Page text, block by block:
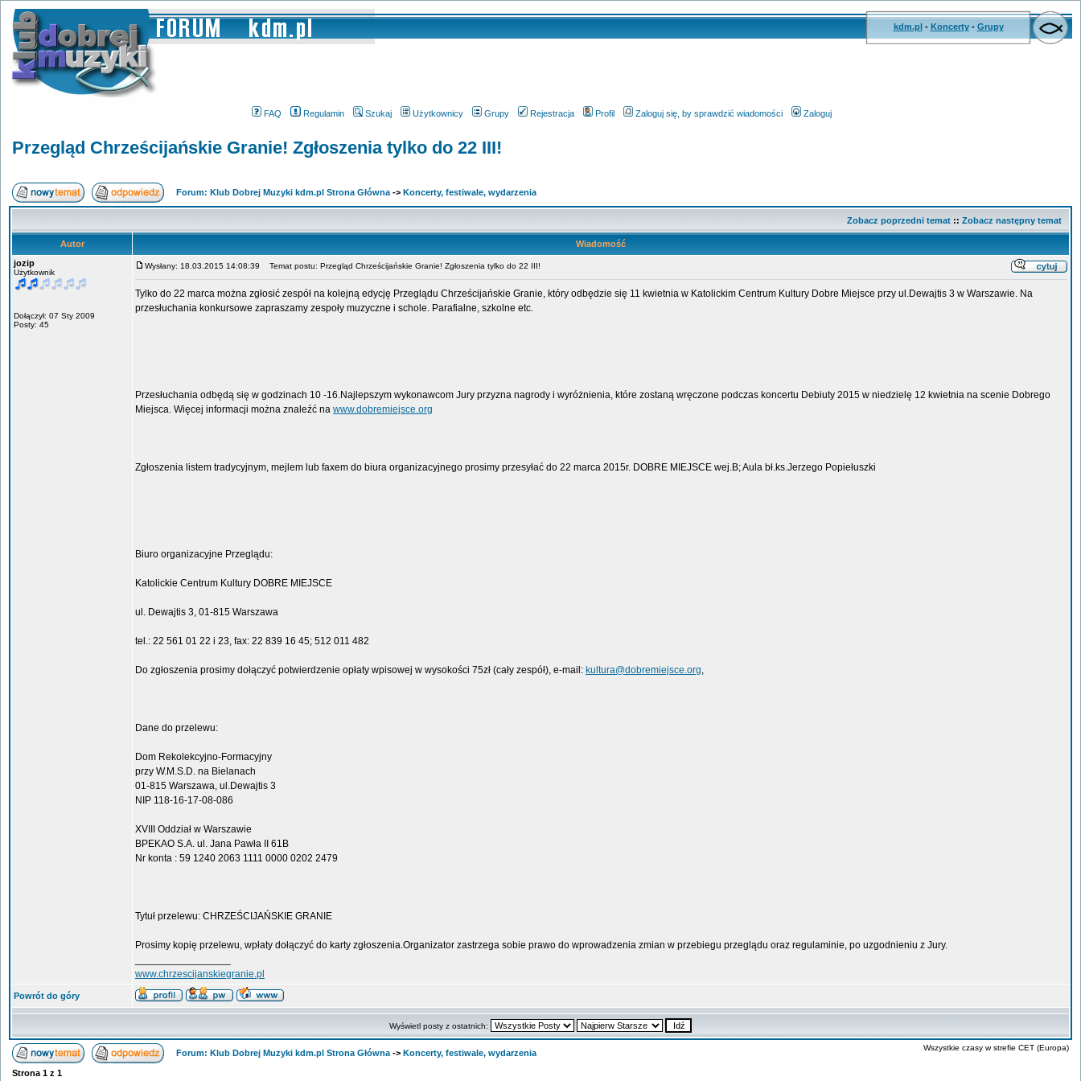
kdm.pl- Koncerty- Grupy
FAQ Regulamin Szukaj Użytkownicy Grupy Rejestracja Profil Zaloguj się, by sprawdzić wiadomości Zaloguj
Przegląd Chrześcijańskie Granie! Zgłoszenia tylko do 22 III!
Forum: Klub Dobrej Muzyki kdm.pl Strona Główna -> Koncerty, festiwale, wydarzenia
Zobacz poprzedni temat :: Zobacz następny temat
Autor
Wiadomość
jozip
Użytkownik
Dołączył: 07 Sty 2009
Posty: 45
Wysłany: 18.03.2015 14:08:39 Temat postu: Przegląd Chrześcijańskie Granie! Zgłoszenia tylko do 22 III!
Tylko do 22 marca można zgłosić zespół na kolejną edycję Przeglądu Chrześcijańskie Granie, który odbędzie się 11 kwietnia w Katolickim Centrum Kultury Dobre Miejsce przy ul.Dewajtis 3 w Warszawie. Na
przesłuchania konkursowe zapraszamy zespoły muzyczne i schole. Parafialne, szkolne etc.
Przesłuchania odbędą się w godzinach 10 -16.Najlepszym wykonawcom Jury przyzna nagrody i wyróżnienia, które zostaną wręczone podczas koncertu Debiuty 2015 w niedzielę 12 kwietnia na scenie Dobrego
Miejsca. Więcej informacji można znaleźć na www.dobremiejsce.org
Zgłoszenia listem tradycyjnym, mejlem lub faxem do biura organizacyjnego prosimy przesyłać do 22 marca 2015r. DOBRE MIEJSCE wej.B; Aula bł.ks.Jerzego Popiełuszki
Biuro organizacyjne Przeglądu:
Katolickie Centrum Kultury DOBRE MIEJSCE
ul. Dewajtis 3, 01-815 Warszawa
tel.: 22 561 01 22 i 23, fax: 22 839 16 45; 512 011 482
Do zgłoszenia prosimy dołączyć potwierdzenie opłaty wpisowej w wysokości 75zł (cały zespół), e-mail: kultura@dobremiejsce.org,
Dane do przelewu:
Dom Rekolekcyjno-Formacyjny
przy W.M.S.D. na Bielanach
01-815 Warszawa, ul.Dewajtis 3
NIP 118-16-17-08-086
XVIII Oddział w Warszawie
BPEKAO S.A. ul. Jana Pawła II 61B
Nr konta : 59 1240 2063 1111 0000 0202 2479
Tytuł przelewu: CHRZEŚCIJAŃSKIE GRANIE
Prosimy kopię przelewu, wpłaty dołączyć do karty zgłoszenia.Organizator zastrzega sobie prawo do wprowadzenia zmian w przebiegu przeglądu oraz regulaminie, po uzgodnieniu z Jury.
www.chrzescijanskiegranie.pl
Powrót do góry
Wyświetl posty z ostatnich:
Forum: Klub Dobrej Muzyki kdm.pl Strona Główna -> Koncerty, festiwale, wydarzenia
Wszystkie czasy w strefie CET (Europa)
Strona 1 z 1